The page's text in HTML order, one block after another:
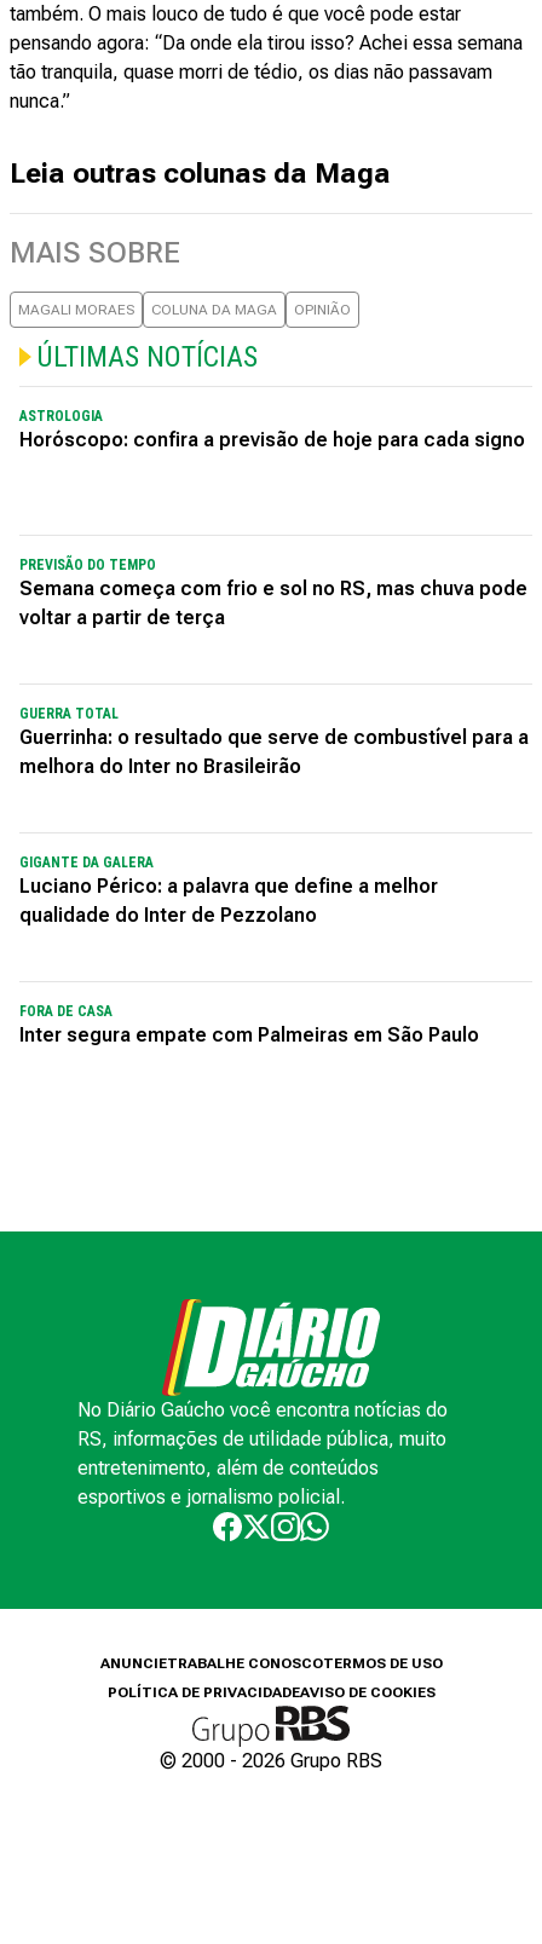
também. O mais louco de tudo é que você pode estar
pensando agora: “Da onde ela tirou isso? Achei essa semana
tão tranquila, quase morri de tédio, os dias não passavam
nunca.”
Leia outras colunas da Maga
MAIS SOBRE
MAGALI MORAES COLUNA DA MAGA OPINIÃO
ÚLTIMAS NOTÍCIAS
ASTROLOGIA
Horóscopo: confira a previsão de hoje para cada signo
PREVISÃO DO TEMPO
Semana começa com frio e sol no RS, mas chuva pode
voltar a partir de terça
GUERRA TOTAL
Guerrinha: o resultado que serve de combustível para a
melhora do Inter no Brasileirão
GIGANTE DA GALERA
Luciano Périco: a palavra que define a melhor
qualidade do Inter de Pezzolano
FORA DE CASA
Inter segura empate com Palmeiras em São Paulo
No Diário Gaúcho você encontra notícias do
RS, informações de utilidade pública, muito
entretenimento, além de conteúdos
esportivos e jornalismo policial.
ANUNCIETRABALHE CONOSCOTERMOS DE USO
POLÍTICA DE PRIVACIDADEAVISO DE COOKIES
© 2000 - 2026 Grupo RBS